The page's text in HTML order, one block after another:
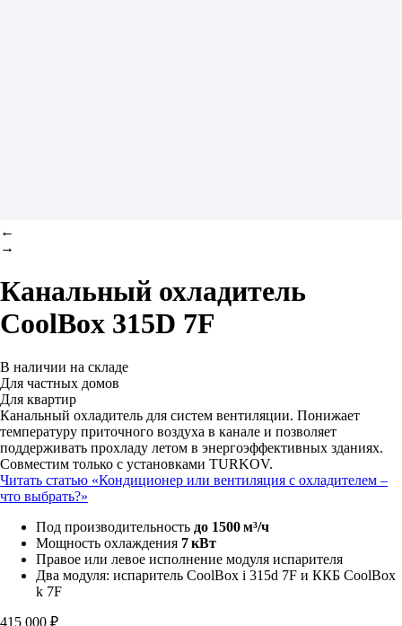
←
→
Канальный охладитель
CoolBox 315D 7F
В наличии на складе
Для частных домов
Для квартир
Канальный охладитель для систем вентиляции. Понижает
температуру приточного воздуха в канале и позволяет
поддерживать прохладу летом в энергоэффективных зданиях.
Совместим только с установками TURKOV.
Читать статью «Кондиционер или вентиляция с охладителем –
что выбрать?»
Под производительность до 1500 м³/ч
Мощность охлаждения 7 кВт
Правое или левое исполнение модуля испарителя
Два модуля: испаритель CoolBox i 315d 7F и ККБ CoolBox
k 7F
415 000 ₽